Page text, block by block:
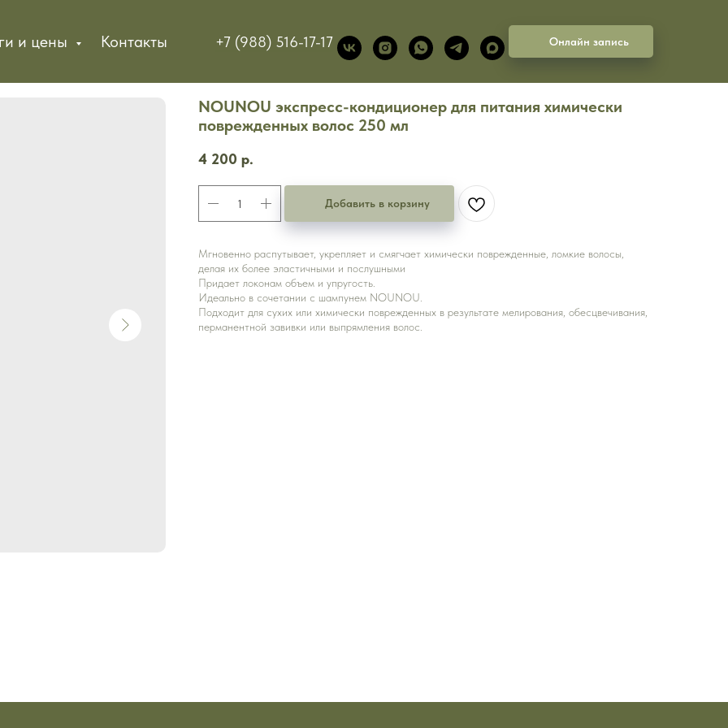
и цены Контакты +7 (988) 516-17-17 Онлайн запись
NOUNOU экспресс-кондиционер для питания химически
поврежденных волос 250 мл
4 200 р.
Добавить в корзину
Мгновенно распутывает, укрепляет и смягчает химически поврежденные, ломкие волосы,
делая их более эластичными и послушными
Придает локонам объем и упругость.
Идеально в сочетании с шампунем NOUNOU.
Подходит для сухих или химически поврежденных в результате мелирования, обесцвечивания,
перманентной завивки или выпрямления волос.